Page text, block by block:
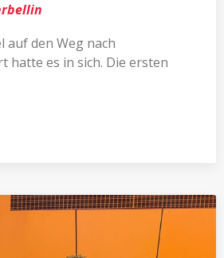
auf den Weg nach
hatte es in sich. Die ersten